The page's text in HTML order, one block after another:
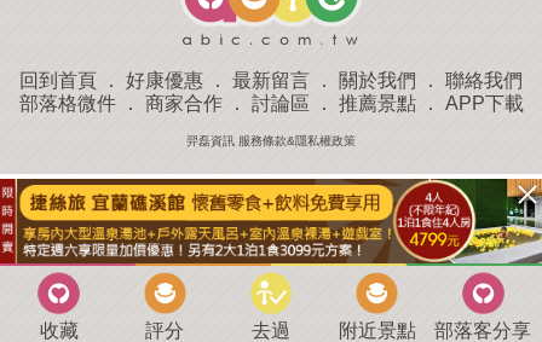
回到首頁 ． 好康優惠 ． 最新留言 ． 關於我們 ． 聯絡我們
部落格微件． 商家合作． 討論區 ． 推薦景點． APP下載
羿磊資訊 服務條款&隱私權政策
收藏 評分 去過 附近景點 部落客分享